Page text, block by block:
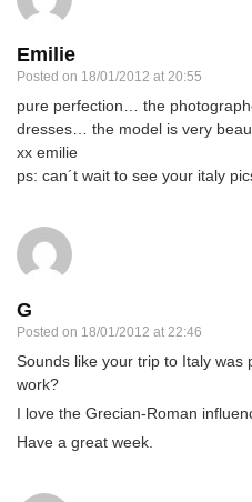
Emilie
Posted on 18/01/2012 at 20:55
pure perfection… the
dresses… the model is very
xx emilie
ps: can´t wait to see your italy
G
Posted on 18/01/2012 at 22:46
Sounds like your trip to Italy was
work?
I love the Grecian-Roman
Have a great week.